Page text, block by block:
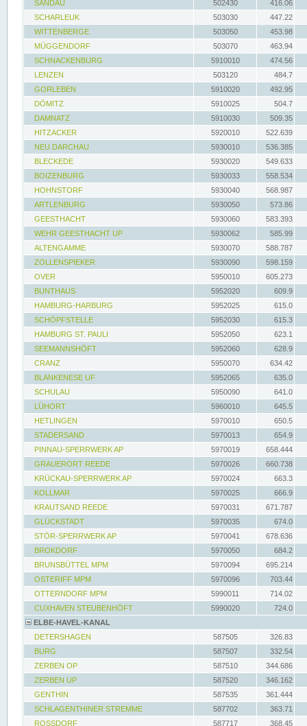
SANDAU
502430
416.06
SCHARLEUK
503030
447.22
WITTENBERGE
503050
453.98
MÜGGENDORF
503070
463.94
SCHNACKENBURG
5910010
474.56
LENZEN
503120
484.7
GORLEBEN
5910020
492.95
DÖMITZ
5910025
504.7
DAMNATZ
5910030
509.35
HITZACKER
5920010
522.639
NEU DARCHAU
5930010
536.385
BLECKEDE
5930020
549.633
BOIZENBURG
5930033
558.534
HOHNSTORF
5930040
568.987
ARTLENBURG
5930050
573.86
GEESTHACHT
5930060
583.393
WEHR GEESTHACHT UP
5930062
585.99
ALTENGAMME
5930070
588.787
ZOLLENSPIEKER
5930090
598.159
OVER
5950010
605.273
BUNTHAUS
5952020
609.9
HAMBURG-HARBURG
5952025
615.0
SCHÖPFSTELLE
5952030
615.3
HAMBURG ST. PAULI
5952050
623.1
SEEMANNSHÖFT
5952060
628.9
CRANZ
5950070
634.42
BLANKENESE UF
5952065
635.0
SCHULAU
5950090
641.0
LÜHORT
5960010
645.5
HETLINGEN
5970010
650.5
STADERSAND
5970013
654.9
PINNAU-SPERRWERK AP
5970019
658.444
GRAUERORT REEDE
5970026
660.738
KRÜCKAU-SPERRWERK AP
5970024
663.3
KOLLMAR
5970025
666.9
KRAUTSAND REEDE
5970031
671.787
GLÜCKSTADT
5970035
674.0
STÖR-SPERRWERK AP
5970041
678.636
BROKDORF
5970050
684.2
BRUNSBÜTTEL MPM
5970094
695.214
OSTERIFF MPM
5970096
703.44
OTTERNDORF MPM
5990011
714.02
CUXHAVEN STEUBENHÖFT
5990020
724.0
ELBE-HAVEL-KANAL
DETERSHAGEN
587505
326.83
BURG
587507
332.54
ZERBEN OP
587510
344.686
ZERBEN UP
587520
346.162
GENTHIN
587535
361.444
SCHLAGENTHINER STREMME
587702
363.71
ROSSDORF
587717 368.45